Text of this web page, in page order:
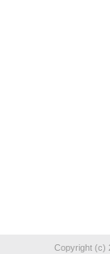
Copyright (c)